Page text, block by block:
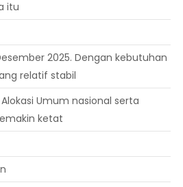
itu
2025. Dengan kebutuhan
relatif stabil
Umum nasional serta
ketat